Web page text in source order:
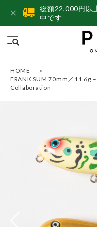
総額22,000円以
中です
HOME
FRANK SUM 70mm／11.6g –
Collaboration